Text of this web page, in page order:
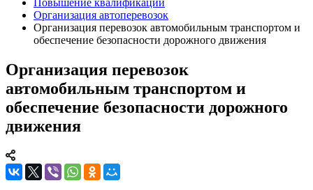
Повышение квалификации
Организация автоперевозок
Организация перевозок автомобильным транспортом и
обеспечение безопасности дорожного движения
Организация перевозок
автомобильным транспортом и
обеспечение безопасности дорожного
движения